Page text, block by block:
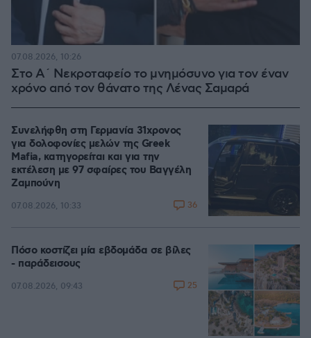
Στο Α΄ Νεκροταφείο το μνημόσυνο για τον έναν
χρόνο από τον θάνατο της Λένας Σαμαρά
07.08.2026, 10:26
Συνελήφθη στη Γερμανία 31χρονος
για δολοφονίες μελών της Greek
Mafia, κατηγορείται και για την
εκτέλεση με 97 σφαίρες του Βαγγέλη
Ζαμπούνη
07.08.2026, 10:33 36
Πόσο κοστίζει μία εβδομάδα σε βίλες
- παράδεισους
07.08.2026, 09:43 25